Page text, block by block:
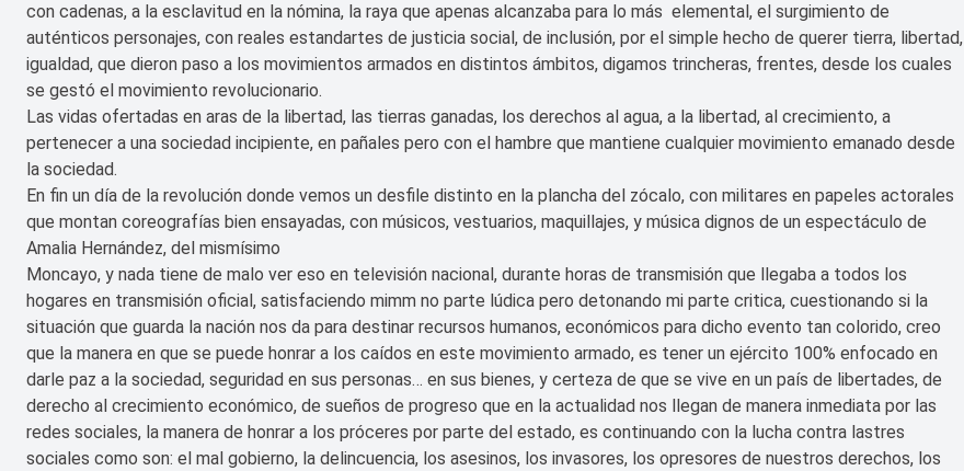
con cadenas, a la esclavitud en la nómina, la raya que apenas alcanzaba para lo más elemental, el surgimiento de
auténticos personajes, con reales estandartes de justicia social, de inclusión, por el simple hecho de querer tierra, libertad,
igualdad, que dieron paso a los movimientos armados en distintos ámbitos, digamos trincheras, frentes, desde los cuales
se gestó el movimiento revolucionario.
Las vidas ofertadas en aras de la libertad, las tierras ganadas, los derechos al agua, a la libertad, al crecimiento, a
pertenecer a una sociedad incipiente, en pañales pero con el hambre que mantiene cualquier movimiento emanado desde
la sociedad.
En fin un día de la revolución donde vemos un desfile distinto en la plancha del zócalo, con militares en papeles actorales
que montan coreografías bien ensayadas, con músicos, vestuarios, maquillajes, y música dignos de un espectáculo de
Amalia Hernández, del mismísimo
Moncayo, y nada tiene de malo ver eso en televisión nacional, durante horas de transmisión que llegaba a todos los
hogares en transmisión oficial, satisfaciendo mimm no parte lúdica pero detonando mi parte critica, cuestionando si la
situación que guarda la nación nos da para destinar recursos humanos, económicos para dicho evento tan colorido, creo
que la manera en que se puede honrar a los caídos en este movimiento armado, es tener un ejército 100% enfocado en
darle paz a la sociedad, seguridad en sus personas… en sus bienes, y certeza de que se vive en un país de libertades, de
derecho al crecimiento económico, de sueños de progreso que en la actualidad nos llegan de manera inmediata por las
redes sociales, la manera de honrar a los próceres por parte del estado, es continuando con la lucha contra lastres
sociales como son: el mal gobierno, la delincuencia, los asesinos, los invasores, los opresores de nuestros derechos, los